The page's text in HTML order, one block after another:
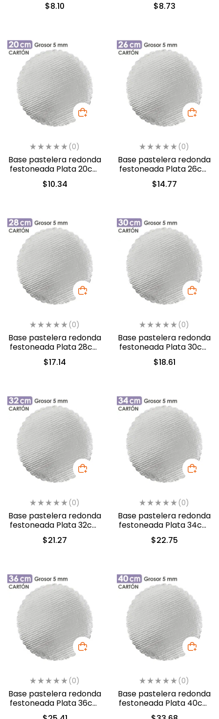
$8.10
$8.73
(0)
Base pastelera redonda
festoneada Plata 20cm
(450020)
$10.34
(0)
Base pastelera redonda
festoneada Plata 26cm
(450026)
$14.77
(0)
Base pastelera redonda
festoneada Plata 28cm
(450028)
$17.14
(0)
Base pastelera redonda
festoneada Plata 30cm
(450030)
$18.61
(0)
Base pastelera redonda
festoneada Plata 32cm
(450032)
$21.27
(0)
Base pastelera redonda
festoneada Plata 34cm
(450034)
$22.75
(0)
Base pastelera redonda
festoneada Plata 36cm
(450036)
(0)
Base pastelera redonda
festoneada Plata 40cm
(450040)